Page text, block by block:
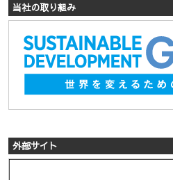
当社の取り組み
外部サイト